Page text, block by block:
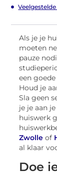
Als je je
moeten
pauze
een
Houd je
Sla geen
je je aan
huiswerk
Zwolle of
al klaar
Doe